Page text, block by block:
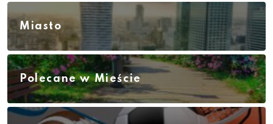
Miasto
Polecane w Mieście